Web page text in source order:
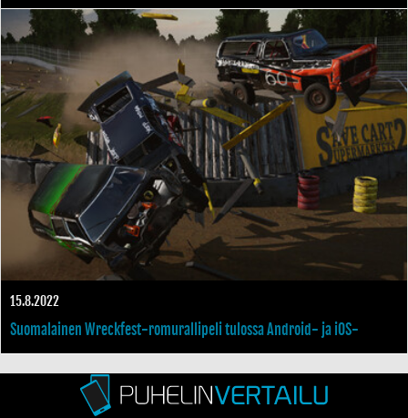
maksaa 10 euroa, tarjolla myös maksullisia lisäosia
15.8.2022
Suomalainen Wreckfest-romurallipeli tulossa Android- ja iOS-
käyttöjärjestelmille